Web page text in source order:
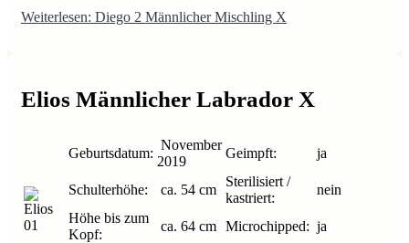
Weiterlesen: Diego 2 Männlicher Mischling X
Elios Männlicher Labrador X
Geburtsdatum:
November
2019
Geimpft: ja
Schulterhöhe: ca. 54 cm
Sterilisiert /
kastriert:
nein
Höhe bis zum
Kopf:
ca. 64 cm Microchipped: ja